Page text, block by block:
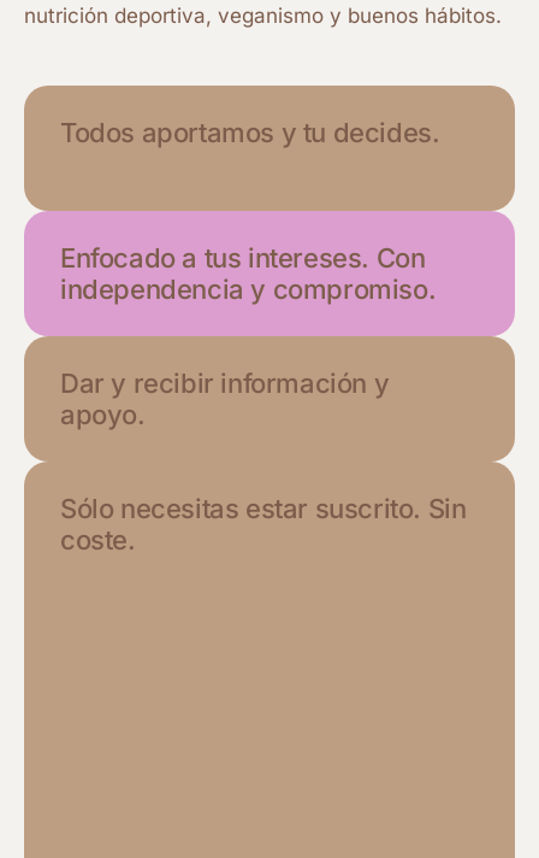
nutrición deportiva, veganismo y buenos hábitos.
Todos aportamos y tu decides.
Enfocado a tus intereses. Con
independencia y compromiso.
Sólo necesitas estar suscrito. Sin
coste.
Dar y recibir información y
apoyo.